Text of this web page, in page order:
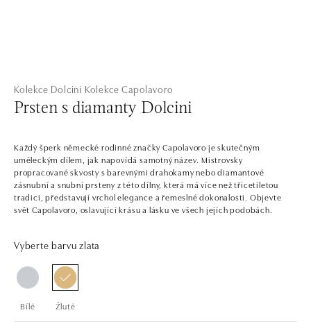
Kolekce Dolcini Kolekce Capolavoro
Prsten s diamanty Dolcini
Každý šperk německé rodinné značky Capolavoro je skutečným
uměleckým dílem, jak napovídá samotný název. Mistrovsky
propracované skvosty s barevnými drahokamy nebo diamantové
zásnubní a snubní prsteny z této dílny, která má více než třicetiletou
tradici, představují vrchol elegance a řemeslné dokonalosti. Objevte
svět Capolavoro, oslavující krásu a lásku ve všech jejích podobách.
Vyberte barvu zlata
Bílé Žluté